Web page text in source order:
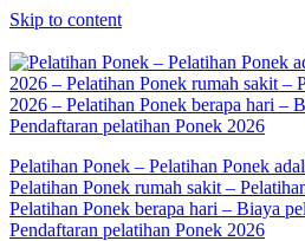
Skip to content
Pelatihan Ponek – Pelatihan Ponek
Pelatihan Ponek rumah sakit –
Pelatihan Ponek berapa hari – Biaya
Pendaftaran pelatihan Ponek 2026